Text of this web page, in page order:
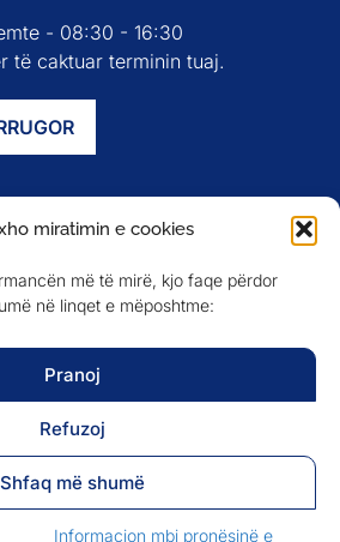
miratimin e cookies
më të mirë, kjo faqe përdor
në linqet e mëposhtme:
Pranoj
Refuzoj
Shfaq më shumë
Informacion mbi pronësinë e
- 08:30 - 16:30
të caktuar terminin tuaj.